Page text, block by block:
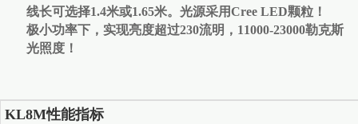
线长可选择1.4米或1.65米。光源采用Cree LED颗粒！
极小功率下，实现亮度超过230流明，11000-23000勒克斯
光照度！
KL8M性能指标